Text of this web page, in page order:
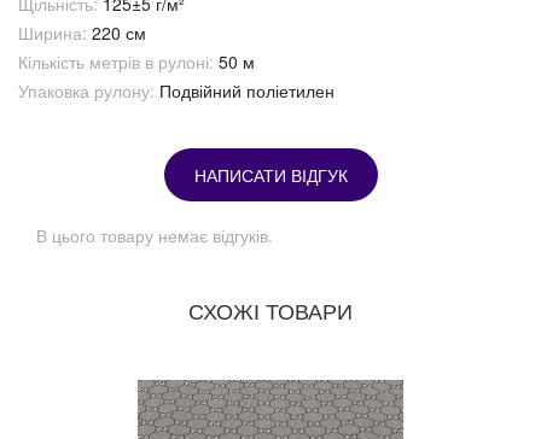
Ширина: 220 см
Кількість метрів в рулоні: 50 м
Упаковка рулону: Подвійний поліетилен
НАПИСАТИ ВІДГУК
В цього товару немає відгуків.
СХОЖІ ТОВАРИ